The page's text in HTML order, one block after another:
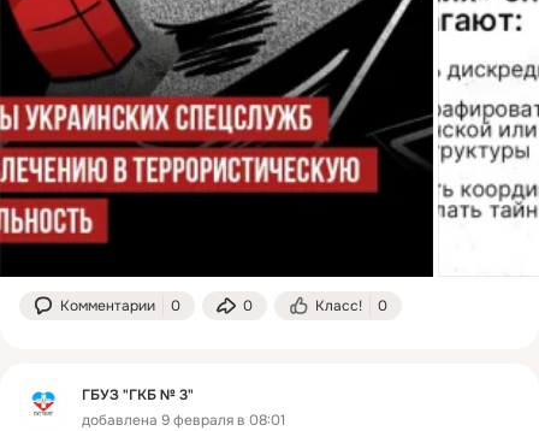
Комментарии 0 0 Класс! 0
ГБУЗ "ГКБ № 3"
добавлена 9 февраля в 08:01